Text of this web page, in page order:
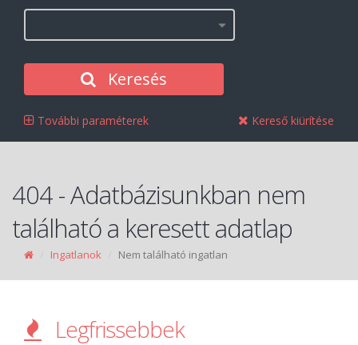
Keresés
További paraméterek Kereső kiürítése
404 - Adatbázisunkban nem
található a keresett adatlap
Ingatlanok Nem található ingatlan
Legfrissebbek